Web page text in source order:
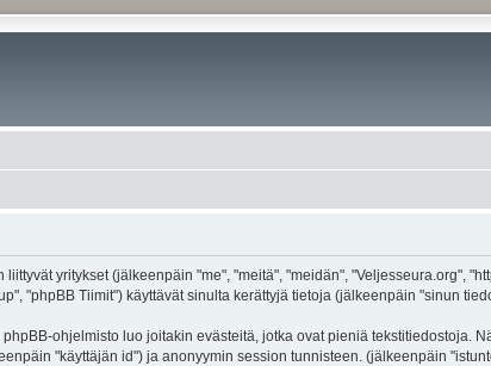
yritykset (jälkeenpäin "me", "meitä", "meidän", "Veljesseura.org",
"phpBB Tiimit") käyttävät sinulta kerättyjä tietoja (jälkeenpäin "sinun
ohjelmisto luo joitakin evästeitä, jotka ovat pieniä tekstitiedostoja.
"käyttäjän id") ja anonyymin session tunnisteen. (jälkeenpäin